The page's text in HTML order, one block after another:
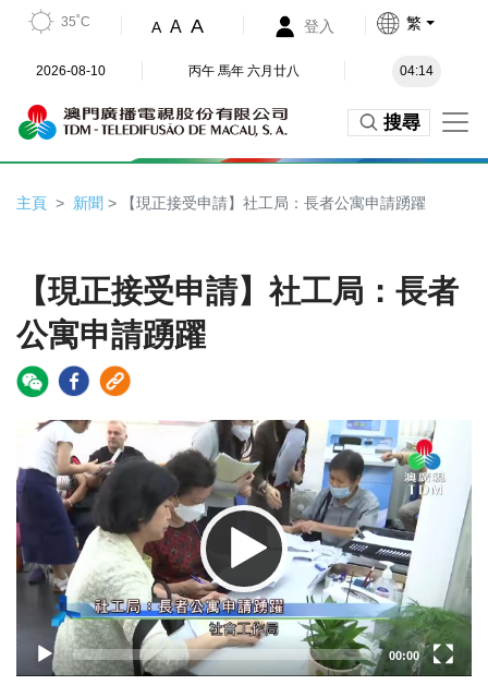
35˚C A A A 登入 繁
2026-08-10 丙午 馬年 六月廿八 04:14
搜尋
主頁 新聞 > 【現正接受申請】社工局：長者公寓申請踴躍
【現正接受申請】社工局：長者
公寓申請踴躍
Video
Player
00:00